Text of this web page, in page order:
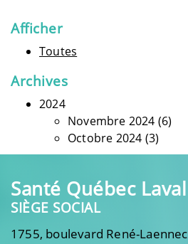
Afficher
Toutes
Archives
2024
Novembre 2024 (6)
Octobre 2024 (3)
Santé Québec Laval
SIÈGE SOCIAL
1755, boulevard René-Laennec